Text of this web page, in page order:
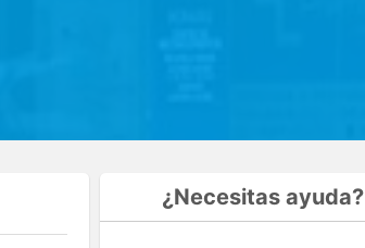
¿Necesitas ayuda?